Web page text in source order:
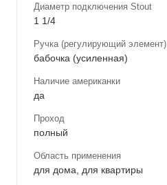
Диаметр подключения Stout
1 1/4
Ручка (регулирующий элемент)
бабочка (усиленная)
Наличие американки
да
Проход
полный
Область применения
для дома, для квартиры